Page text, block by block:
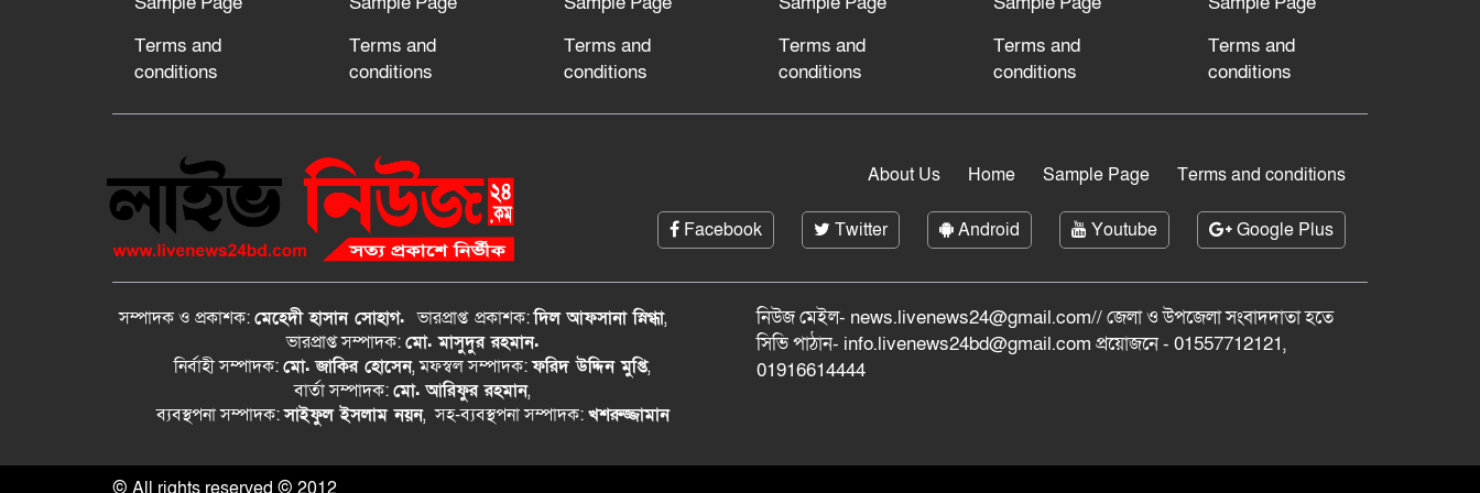
Terms and
conditions
Terms and
conditions
Terms and
conditions
Terms and
conditions
Terms and
conditions
Terms and
conditions
About Us Home Sample Page Terms and conditions
Facebook Twitter Android Youtube Google Plus
সম্পাদক ও প্রকাশক:মেহেদী হাসান সোহাগ.ভারপ্রাপ্ত প্রকাশক:দিল আফসানা স্নিগ্ধা,
ভারপ্রাপ্ত সম্পাদক:মো. মাসুদুর রহমান.
নির্বাহী সম্পাদক:মো. জাকির হোসেন, মফস্বল সম্পাদক:ফরিদ উদ্দিন মুপ্তি,
বার্তা সম্পাদক:মো. আরিফুর রহমান,
ব্যবস্থপনা সম্পাদক:সাইফুল ইসলাম নয়ন, সহ-ব্যবস্থপনা সম্পাদক:খশরুজ্জামান
নিউজ মেইল- news.livenews24@gmail.com// জেলা ও ‍উপজেলা সংবাদদাতা হতে
সিভি পাঠান- info.livenews24bd@gmail.com প্রয়োজনে - 01557712121,
01916614444